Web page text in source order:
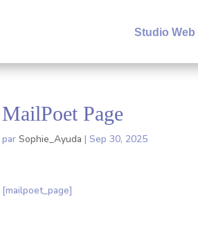
Studio Web
MailPoet Page
parSophie_Ayuda |Sep 30, 2025
[mailpoet_page]